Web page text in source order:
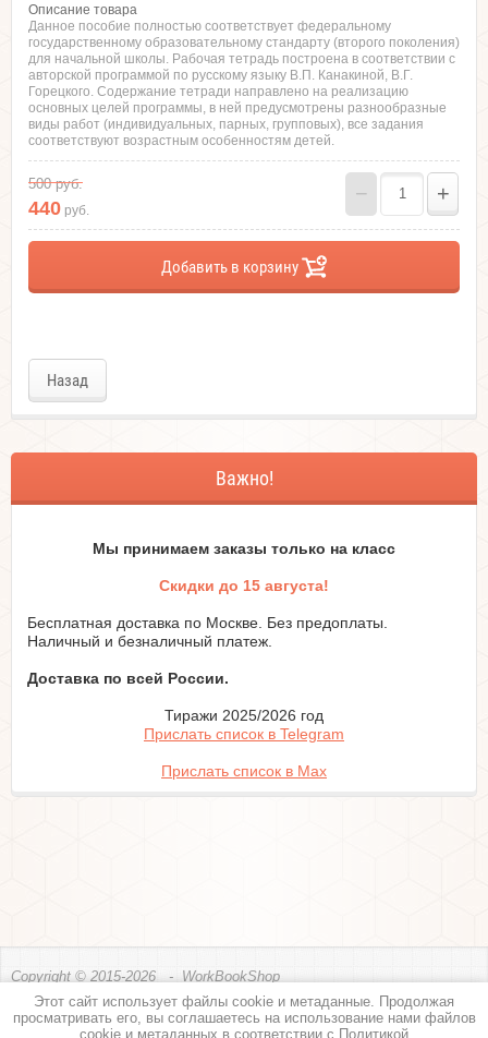
Описание товара
Данное пособие полностью соответствует федеральному
государственному образовательному стандарту (второго поколения)
для начальной школы. Рабочая тетрадь построена в соответствии с
авторской программой по русскому языку В.П. Канакиной, В.Г.
Горецкого. Содержание тетради направлено на реализацию
основных целей программы, в ней предусмотрены разнообразные
виды работ (индивидуальных, парных, групповых), все задания
соответствуют возрастным особенностям детей.
500руб.
440 руб.
− +
Добавить в корзину
Назад
Важно!
Мы принимаем заказы только на класc
Скидки до 15 августа!
Бесплатная доставка по Москве. Без предоплаты.
Наличный и безналичный платеж.
Доставка по всей России.
Тиражи 2025/2026 год
Прислать список в Telegram
Прислать список в Max
Copyright © 2015-2026 - WorkBookShop
Политика конфиденциальности
Этот сайт использует файлы cookie и метаданные. Продолжая
просматривать его, вы соглашаетесь на использование нами файлов
cookie и метаданных в соответствии с Политикой